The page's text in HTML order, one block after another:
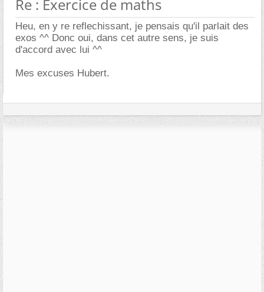
Re : Exercice de maths
Heu, en y re reflechissant, je pensais qu'il parlait des
exos ^^ Donc oui, dans cet autre sens, je suis
d'accord avec lui ^^
Mes excuses Hubert.